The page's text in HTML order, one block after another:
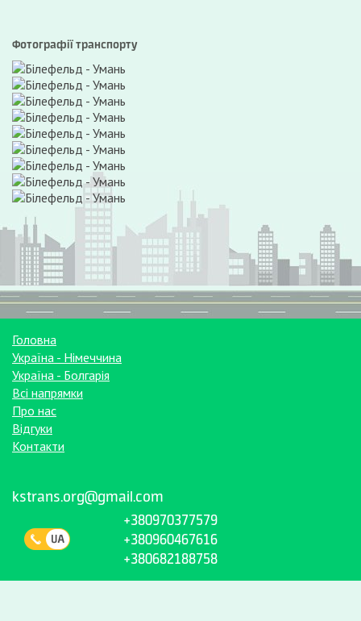
Фотографії транспорту
Головна
Україна - Німеччина
Україна - Болгарія
Всі напрямки
Про нас
Відгуки
Контакти
kstrans.org@gmail.com
+380970377579
+380960467616
+380682188758